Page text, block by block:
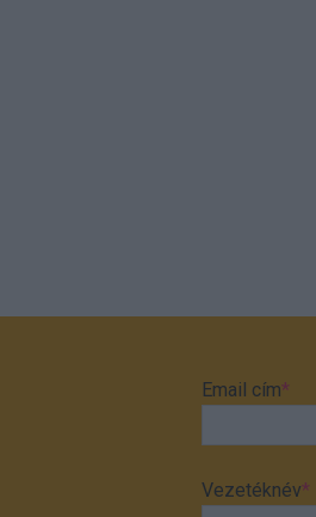
Email cím*
Vezetéknév*